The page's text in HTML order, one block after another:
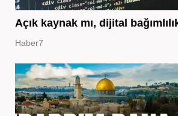
Açık kaynak mı, dijital
Haber7